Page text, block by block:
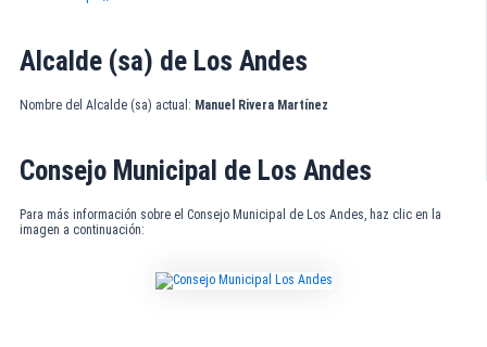
Alcalde (sa) de Los Andes
Nombre del Alcalde (sa) actual: Manuel Rivera Martínez
Consejo Municipal de Los Andes
Para más información sobre el Consejo Municipal de Los Andes, haz clic en la
imagen a continuación: